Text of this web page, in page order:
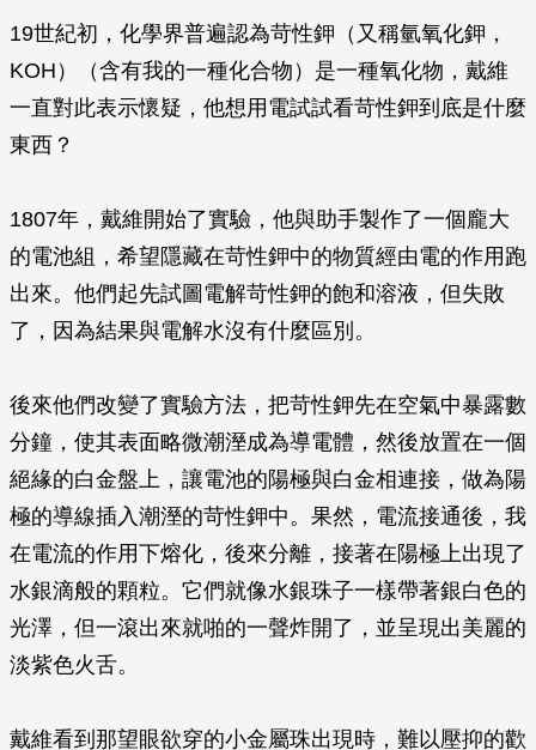
19世紀初，化學界普遍認為苛性鉀（又稱氫氧化鉀，
KOH）（含有我的一種化合物）是一種氧化物，戴維
一直對此表示懷疑，他想用電試試看苛性鉀到底是什麼
東西？
1807年，戴維開始了實驗，他與助手製作了一個龐大
的電池組，希望隱藏在苛性鉀中的物質經由電的作用跑
出來。他們起先試圖電解苛性鉀的飽和溶液，但失敗
了，因為結果與電解水沒有什麼區別。
後來他們改變了實驗方法，把苛性鉀先在空氣中暴露數
分鐘，使其表面略微潮溼成為導電體，然後放置在一個
絕緣的白金盤上，讓電池的陽極與白金相連接，做為陽
極的導線插入潮溼的苛性鉀中。果然，電流接通後，我
在電流的作用下熔化，後來分離，接著在陽極上出現了
水銀滴般的顆粒。它們就像水銀珠子一樣帶著銀白色的
光澤，但一滾出來就啪的一聲炸開了，並呈現出美麗的
淡紫色火舌。
戴維看到那望眼欲穿的小金屬珠出現時，難以壓抑的歡